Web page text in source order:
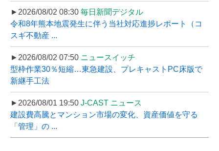
►2026/08/02 08:30 毎日新聞デジタル
令和8年熊本地震発生に伴う当社対応進捗レポート（コ
スギ不動産 ...
►2026/08/02 07:50 ニュースイッチ
型枠作業30％短縮…東急建設、プレキャストPC床版で
新継手工法
►2026/08/01 19:50 J-CAST ニュース
建設費高騰とマンション市場の変化、資産価値を守る
「管理」の ...